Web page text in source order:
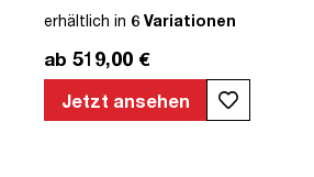
Schwarz | Drehstuhl | Polsterrücken |
Höhenverstellbar | Verstellbare
Armlehnen | Verstellbare Rückenlehne |
Belastbar bis 120kg | Textil | Schwarz |
erhältlich in 6 Variationen
ab 519,00 €
Jetzt ansehen